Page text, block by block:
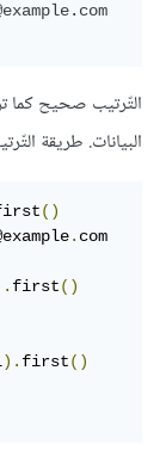
التّرتيب صحيح كما
البيانات. طريقة
()
.
first()
). first()